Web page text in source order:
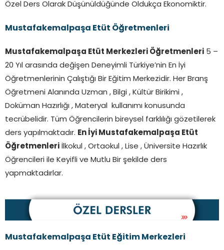
Özel Ders Olarak Düşünüldüğünde Oldukça Ekonomiktir.
Mustafakemalpaşa Etüt Öğretmenleri
Mustafakemalpaşa Etüt Merkezleri Öğretmenleri
5 –
20 Yıl arasında değişen Deneyimli Türkiye’nin En İyi
Öğretmenlerinin Çalıştığı Bir Eğitim Merkezidir. Her Branş
Öğretmeni Alanında Uzman , Bilgi , Kültür Birikimi ,
Doküman Hazırlığı , Materyal kullanımı konusunda
tecrübelidir. Tüm Öğrencilerin bireysel farklılığı gözetilerek
ders yapılmaktadır. En İyi Mustafakemalpaşa Etüt
Öğretmenleri
İlkokul , Ortaokul , Lise , Üniversite Hazırlık
Öğrencileri ile Keyifli ve Mutlu Bir şekilde ders
yapmaktadırlar.
Mustafakemalpaşa Etüt Eğitim Merkezleri